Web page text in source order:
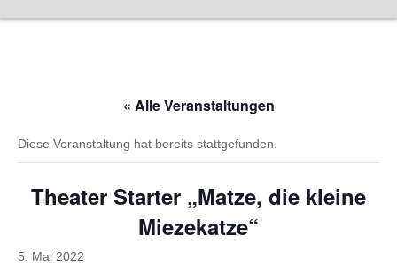
Inhalt
« Alle Veranstaltungen
Diese Veranstaltung hat bereits stattgefunden.
Theater Starter „Matze, die kleine
Miezekatze“
5. Mai 2022